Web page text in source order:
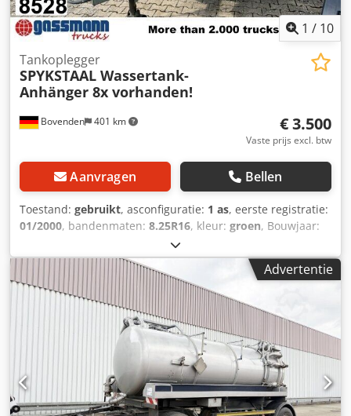
1 / 10
Bovenden 401 km
Tankoplegger
SPYKSTAAL Wassertank-
Anhänger 8x vorhanden!
€ 3.500
Vaste prijs excl. btw
Aanvragen Bellen
Toestand: gebruikt, asconfiguratie: 1 as, eerste registratie:
01/2000, bandenmaten: 8.25R16, kleur: groen, Bouwjaar:
1.001 km
overig, bestuurderscabine:overig, Voertuiglocatie:
Bovenden, 1-as, BPW-assen, zeil, steun aan de voorzijde,
steun aan de achterzijde Opbouw: kunststof watertank
1000 l / ARCHIEFFOTO'S! Ex-defensie! Luchtremmen! 40
mm trekkeroog! Indien de aanhanger met TÜV-keuring
wordt gekocht, bedraagt de prijs €3.900,00 exclusief BTW!
Cjdpfx Aoi Rrr Iopnsrf De tank bevindt zich momenteel nog
in de aanhanger, maar kan direct worden gedemonteerd!
ACCESSOIRE-INFORMATIE ZONDER GARANTIE, wijzigingen,
tussentijdse verkoop en vergissingen voorbehouden!
Advertentie